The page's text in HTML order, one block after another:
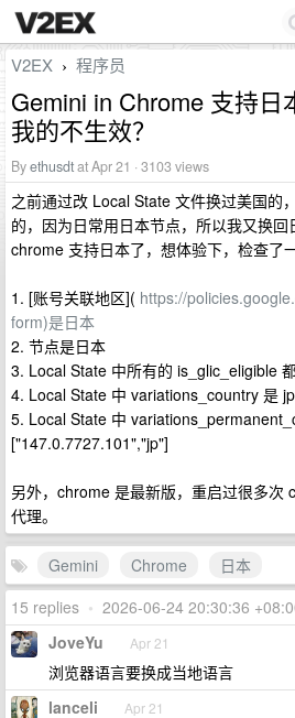
V2EX › 程序员
Gemini in Chrome 支持日
我的不生效？
Byethusdtat Apr 21 · 3103 views
之前通过改 Local State 文件换过美国的
的，因为日常用日本节点，所以我又换
chrome 支持日本了，想体验下，检查了一
1. [账号关联地区]( https://
form)是日本
2. 节点是日本
3. Local State 中所有的 is_glic_eligible
4. Local State 中 variations_country 是 jp
5. Local State 中
["147.0.7727.101","jp"]
另外，chrome 是最新版，重启过很多次
代理。
Gemini Chrome
日本
15 replies • 2026-06-24 20:30:36
JoveYu Apr 21
浏览器语言要换成当地语言
lanceli Apr 21